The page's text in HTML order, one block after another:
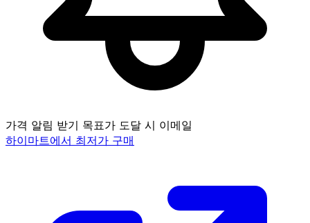
가격 알림 받기 목표가 도달 시 이메일
하이마트에서 최저가 구매